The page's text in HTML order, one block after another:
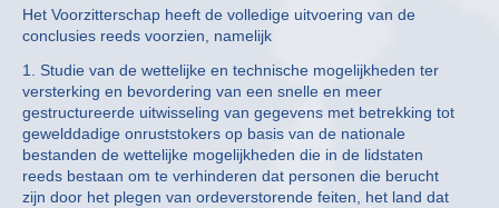
Het Voorzitterschap heeft de volledige uitvoering van de
conclusies reeds voorzien, namelijk
1. Studie van de wettelijke en technische mogelijkheden ter
versterking en bevordering van een snelle en meer
gestructureerde uitwisseling van gegevens met betrekking tot
gewelddadige onruststokers op basis van de nationale
bestanden de wettelijke mogelijkheden die in de lidstaten
reeds bestaan om te verhinderen dat personen die berucht
zijn door het plegen van ordeverstorende feiten, het land dat